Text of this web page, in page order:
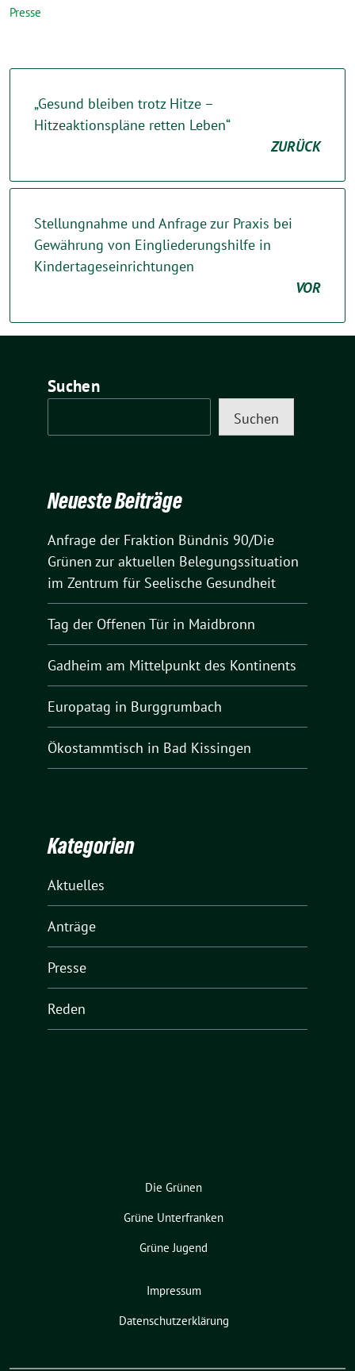
Presse
„Gesund bleiben trotz Hitze –
Hitzeaktionspläne retten Leben“
ZURÜCK
Stellungnahme und Anfrage zur Praxis bei
Gewährung von Eingliederungshilfe in
Kindertageseinrichtungen
VOR
Suchen
Suchen
Neueste Beiträge
Anfrage der Fraktion Bündnis 90/Die
Grünen zur aktuellen Belegungssituation
im Zentrum für Seelische Gesundheit
Tag der Offenen Tür in Maidbronn
Gadheim am Mittelpunkt des Kontinents
Europatag in Burggrumbach
Ökostammtisch in Bad Kissingen
Kategorien
Aktuelles
Anträge
Presse
Reden
Die Grünen
Grüne Unterfranken
Grüne Jugend
Impressum
Datenschutzerklärung